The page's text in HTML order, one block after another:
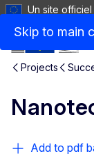
Skip to main
Un site officiel
Projects
Add to pdf